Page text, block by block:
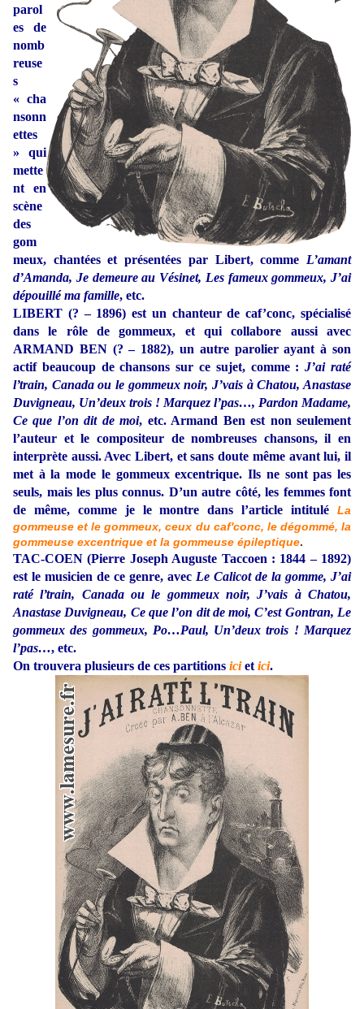
parol
es de
nomb
reuse
s
« cha
nsonn
ettes
» qui
mette
nt en
scène
des
gom
meux, chantées et présentées par Libert, comme L’amant
d’Amanda, Je demeure au Vésinet, Les fameux gommeux, J’ai
dépouillé ma famille, etc.
LIBERT (? – 1896) est un chanteur de caf’conc, spécialisé
dans le rôle de gommeux, et qui collabore aussi avec
ARMAND BEN (? – 1882), un autre parolier ayant à son
actif beaucoup de chansons sur ce sujet, comme :J’ai raté
l’train, Canada ou le gommeux noir, J’vais à Chatou, Anastase
Duvigneau, Un’deux trois ! Marquez l’pas…, Pardon Madame,
Ce que l’on dit de moi, etc. Armand Ben est non seulement
l’auteur et le compositeur de nombreuses chansons, il en
interprète aussi. Avec Libert, et sans doute même avant lui, il
met à la mode le gommeux excentrique. Ils ne sont pas les
seuls, mais les plus connus. D’un autre côté, les femmes font
de même, comme je le montre dans l’article intitulé La
gommeuse et le gommeux, ceux du caf'conc, le dégommé, la
gommeuse excentrique et la gommeuse épileptique.
TAC-COEN (Pierre Joseph Auguste Taccoen : 1844 – 1892)
est le musicien de ce genre, avec Le Calicot de la gomme, J’ai
raté l’train, Canada ou le gommeux noir, J’vais à Chatou,
Anastase Duvigneau, Ce que l’on dit de moi, C’est Gontran, Le
gommeux des gommeux, Po…Paul, Un’deux trois ! Marquez
l’pas…, etc.
On trouvera plusieurs de ces partitions iciet ici.